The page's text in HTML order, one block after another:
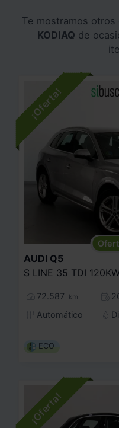
Te mostramos
KODIAQ de
AUDI Q5
S LINE 35 TDI
72.587 km
Automático
ECO